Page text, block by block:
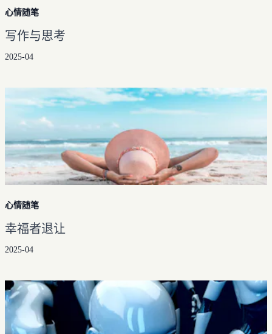
心情随笔
写作与思考
2025-04
心情随笔
幸福者退让
2025-04